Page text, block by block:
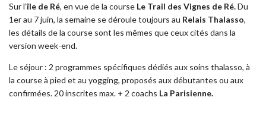
Sur l’île de Ré, en vue de la course Le Trail des Vignes de Ré.Du
1er au 7 juin, la semaine se déroule toujours au Relais Thalasso,
les détails de la course sont les mêmes que ceux cités dans la
version week-end.
Le séjour : 2 programmes spécifiques dédiés aux soins thalasso, à
la course à pied et au yogging, proposés aux débutantes ou aux
confirmées. 20 inscrites max. + 2 coachs La Parisienne.